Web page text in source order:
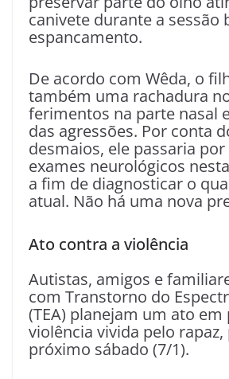
canivete durante a sessão
espancamento.
De acordo com Wêda, o
também uma rachadura
ferimentos na parte nasal
das agressões. Por conta
desmaios, ele passaria
exames neurológicos
a fim de diagnosticar o
atual. Não há uma nova
Ato contra a violência
Autistas, amigos e
com Transtorno do
(TEA) planejam um ato
violência vivida pelo rapaz,
próximo sábado (7/1).